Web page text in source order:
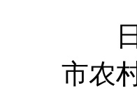
日
市农